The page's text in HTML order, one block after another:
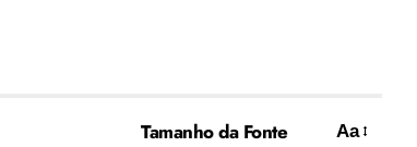
Tamanho da Fonte Aa